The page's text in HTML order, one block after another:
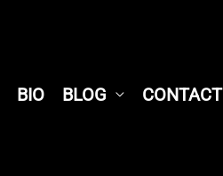
BIO BLOG CONTACT